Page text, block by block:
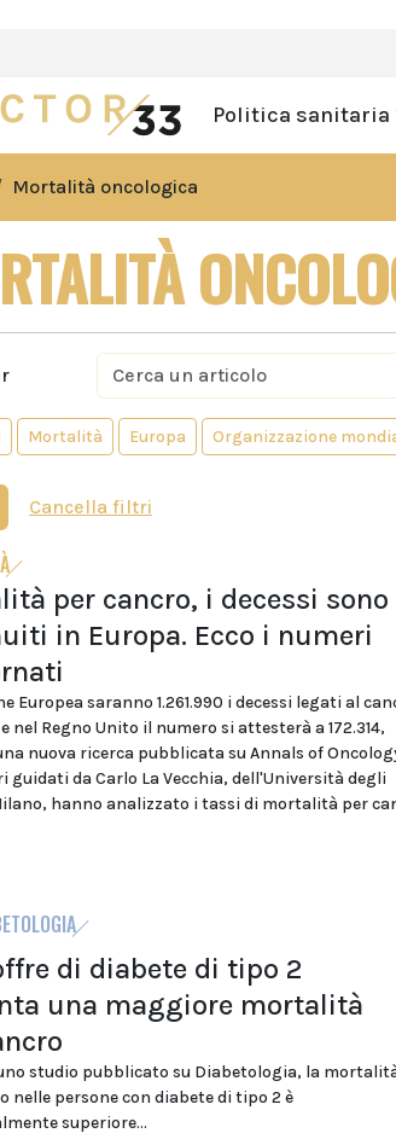
Politica sanitaria
Mortalità oncologica
Mortalità Europa Organizzazione
Cancella filtri
per cancro, i decessi sono
in Europa. Ecco i numeri
Europea saranno 1.261.990 i decessi legati al
nel Regno Unito il numero si attesterà a 172.314,
nuova ricerca pubblicata su Annals of
guidati da Carlo La Vecchia, dell'Università degli
hanno analizzato i tassi di mortalità per
di diabete di tipo 2
una maggiore mortalità
studio pubblicato su Diabetologia, la
nelle persone con diabete di tipo 2 è
superiore...